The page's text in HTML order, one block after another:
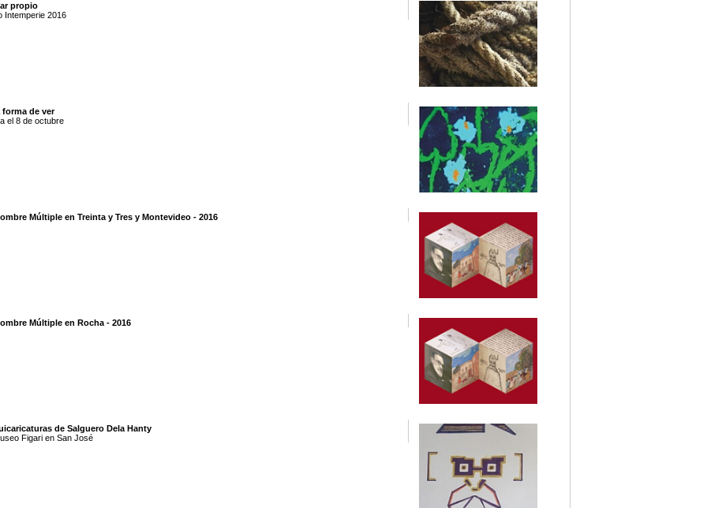
propio
Intemperie 2016
forma de ver
el 8 de octubre
Múltiple en Treinta y Tres y Montevideo - 2016
Múltiple en Rocha - 2016
de Salguero Dela Hanty
Figari en San José